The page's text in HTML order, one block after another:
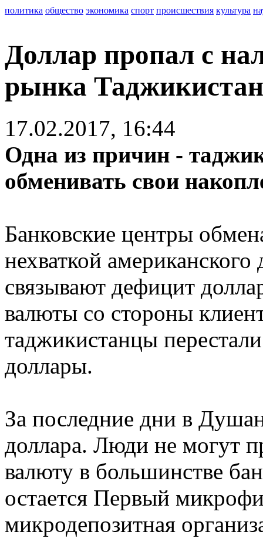
политика общество экономика спорт происшествия культура
Доллар пропал с
рынка
17.02.2017, 16:44
Одна из причин -
обменивать свои
Банковские центры
нехваткой
связывают дефицит
валюты со стороны
таджикистанцы
доллары.
За последние дни в
доллара. Люди не могут
валюту в большинстве
остается Первый
микродепозитная